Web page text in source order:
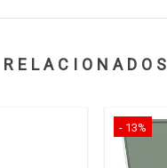
RELACIONADOS
- 13%